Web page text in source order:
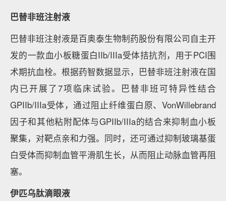
巴替非班注射液
巴替非班注射液是百奥泰生物制药股份有限公司自主开
发的一款血小板糖蛋白IIb/IIIa受体拮抗剂，用于PCI围
术期抗血栓。根据药智数据显示，巴替非班注射液在国
内已开展了7项临床试验。巴替非班可特异性结合
GPIIb/IIIa受体，通过阻止纤维蛋白原、VonWillebrand
因子和其他粘附配体与GPIIb/IIIa的结合来抑制血小板
聚集，对靶点亲和力强。同时，还可通过抑制玻璃基蛋
白受体而抑制血管平滑肌生长，从而阻止动脉血管再阻
塞。
伊匹乌肽滴眼液